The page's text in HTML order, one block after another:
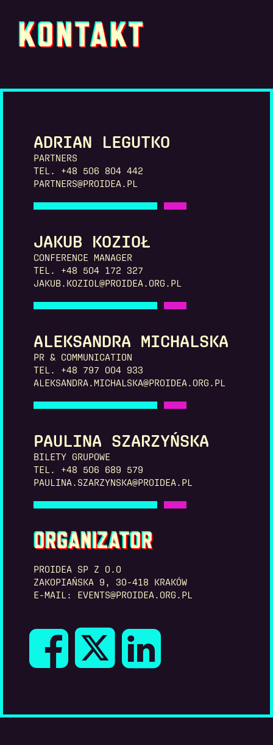
KONTAKT
ADRIAN LEGUTKO
PARTNERS
TEL. +48 506 804 442
PARTNERS@PROIDEA.PL
JAKUB KOZIOŁ
CONFERENCE MANAGER
TEL. +48 504 172 327
JAKUB.KOZIOL@PROIDEA.ORG.PL
ALEKSANDRA MICHALSKA
PR & COMMUNICATION
TEL. +48 797 004 933
ALEKSANDRA.MICHALSKA@PROIDEA.ORG.PL
PAULINA SZARZYŃSKA
BILETY GRUPOWE
TEL. +48 506 689 579
PAULINA.SZARZYNSKA@PROIDEA.PL
ORGANIZATOR
PROIDEA SP Z O.O
ZAKOPIAŃSKA 9, 30-418 KRAKÓW
E-MAIL: EVENTS@PROIDEA.ORG.PL